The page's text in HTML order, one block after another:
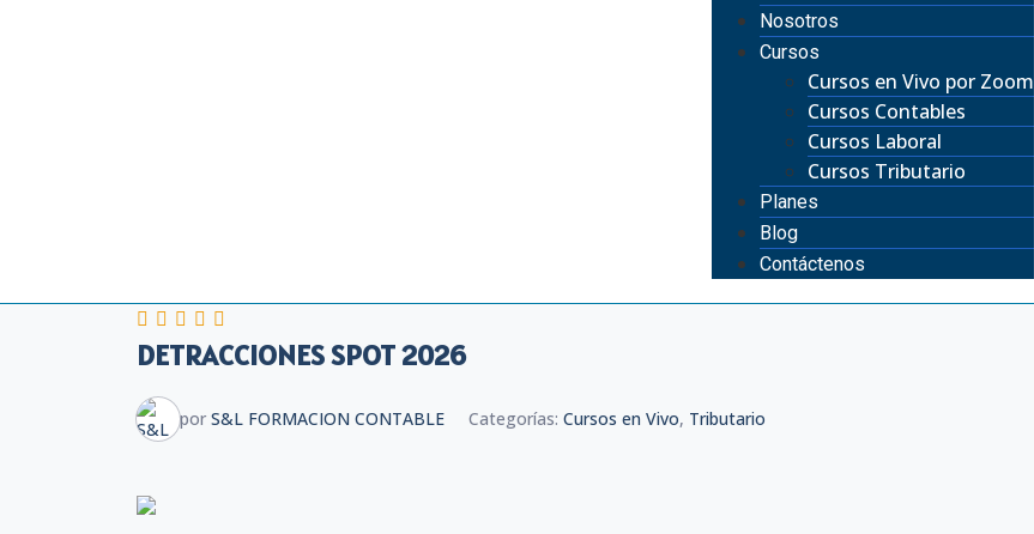
Nosotros
Cursos
Cursos en Vivo por Zoom
Cursos Contables
Cursos Laboral
Cursos Tributario
Planes
Blog
Contáctenos
DETRACCIONES SPOT 2026
por S&L FORMACION CONTABLE Categorías: Cursos en Vivo, Tributario